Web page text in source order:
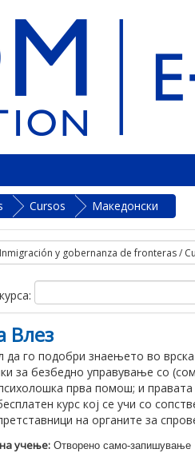
Cursos Македонски
Влез
да го подобри знаењето во
за безбедно управување со
прва помош; и
курс кој се учи со
на органите за
учење: Отворено само-запишување